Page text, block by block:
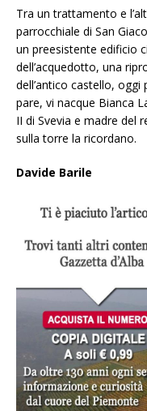
Tra un trattamento e
parrocchiale di San
un preesistente edificio
dell’acquedotto, una
dell’antico castello,
pare, vi nacque Bianca
II di Svevia e madre del
sulla torre la ricordano.
Davide Barile